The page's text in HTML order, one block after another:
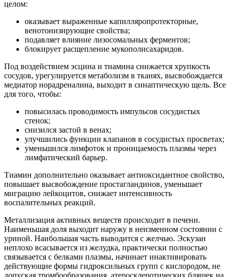
целом:
оказывает выраженные капилляропротекторные,
венотонизирующие свойства;
подавляет влияние лизосомальных ферментов;
блокирует расщепление мукополисахаридов.
Под воздействием эсцина и тиамина снижается хрупкость
сосудов, урегулируется метаболизм в тканях, высвобождается
медиатор норадреналина, выходит в синаптическую щель. Все
для того, чтобы:
повысилась проводимость импульсов сосудистых
стенок;
снизился застой в венах;
улучшились функции клапанов в сосудистых просветах;
уменьшился лимфоток и проницаемость плазмы через
лимфатический барьер.
Тиамин дополнительно оказывает антиоксидантное свойство,
повышает высвобождение простагландинов, уменьшает
миграцию лейкоцитов, снижает интенсивность
воспалительных реакций.
Металлизация активных веществ происходит в печени.
Наименьшая доля выходит наружу в неизменном состоянии с
уриной. Наибольшая часть выводится с желчью. Эскузан
неплохо всасывается из желудка, практически полностью
связывается с белками плазмы, начинает инактивировать
действующие формы гидроксильных групп с кислородом, не
допуская тромбообразования, атеросклеротических бляшек на